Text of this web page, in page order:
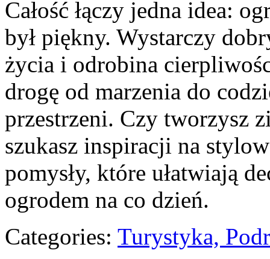
Całość łączy jedna idea:
był piękny. Wystarczy
życia i odrobina
drogę od marzenia do
przestrzeni. Czy tworzysz
szukasz inspiracji na
pomysły, które ułatwiają
ogrodem na co dzień.
Categories: Turystyka,